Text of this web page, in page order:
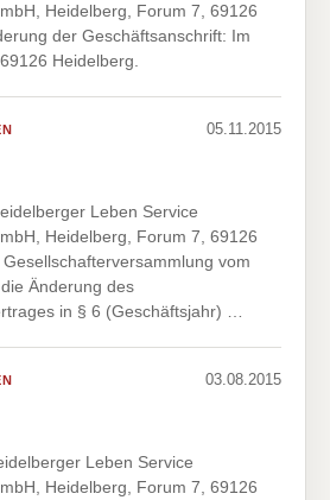
Heidelberg, Forum 7, 69126
der Geschäftsanschrift: Im
Heidelberg.
05.11.2015
Leben Service
Heidelberg, Forum 7, 69126
vom
Änderung des
in § 6 (Geschäftsjahr) …
03.08.2015
Leben Service
Heidelberg, Forum 7, 69126